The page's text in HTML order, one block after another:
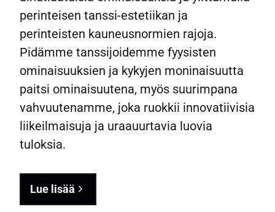
perinteisen tanssi-estetiikan ja
perinteisten kauneusnormien rajoja.
Pidämme tanssijoidemme fyysisten
ominaisuuksien ja kykyjen moninaisuutta
paitsi ominaisuutena, myös suurimpana
vahvuutenamme, joka ruokkii innovatiivisia
liikeilmaisuja ja uraauurtavia luovia
tuloksia.
Lue lisää